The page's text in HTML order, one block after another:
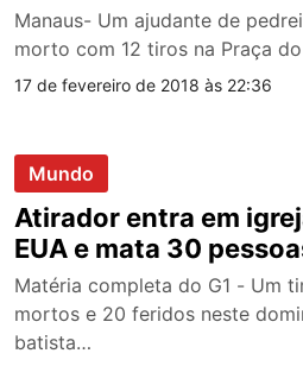
Manaus- Um ajudante de
morto com 12 tiros na Praça
17 de fevereiro de 2018 às 22:36
Mundo
Atirador entra em
EUA e mata 30
Matéria completa do G1 - Um
mortos e 20 feridos neste
batista…